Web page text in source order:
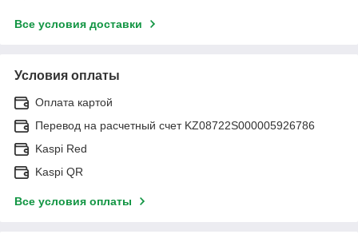
Все условия доставки
Условия оплаты
Оплата картой
Перевод на расчетный счет KZ08722S000005926786
Kaspi Red
Kaspi QR
Все условия оплаты